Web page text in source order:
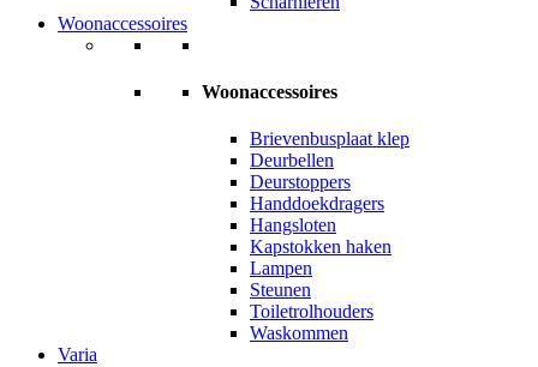
Woonaccessoires
Woonaccessoires
Brievenbusplaat klep
Deurbellen
Deurstoppers
Handdoekdragers
Hangsloten
Kapstokken haken
Lampen
Steunen
Toiletrolhouders
Waskommen
Varia